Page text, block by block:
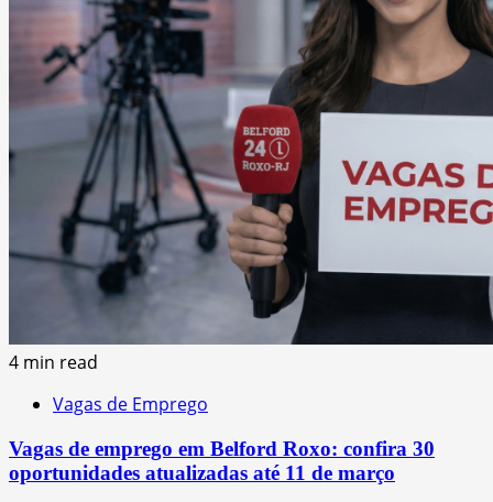
4 min read
Vagas de Emprego
Vagas de emprego em Belford Roxo: confira 30
oportunidades atualizadas até 11 de março